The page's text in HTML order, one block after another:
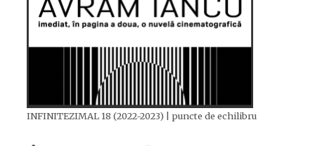
INFINITEZIMAL 18 (2022-2023) | puncte de echilibru